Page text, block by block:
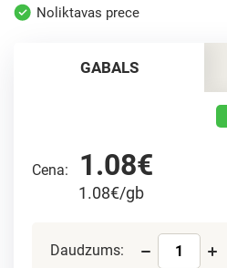
Noliktavas prece
GABALS
Cena: 1.08€
1.08€/gb
Daudzums: